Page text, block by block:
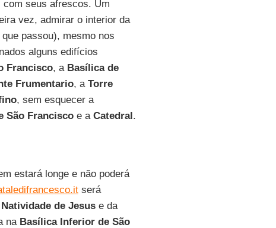
com seus afrescos. Um
vez, admirar o interior da
passou), mesmo nos
alguns edifícios
Francisco, a Basílica de
Frumentario, a Torre
, sem esquecer a
São Franciscoe a Catedral.
estará longe e não poderá
será
Natividade de Jesuse da
na Basílica Inferior de São